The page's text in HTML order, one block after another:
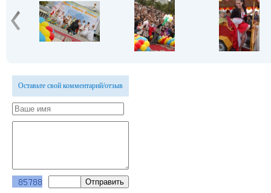
Оставьте свой комментарий/отзыв